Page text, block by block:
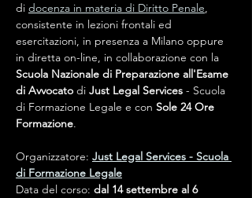
di docenza in materia di Diritto Penale,
consistente in lezioni frontali ed
esercitazioni, in presenza a Milano oppure
in diretta on-line, in collaborazione con la
Scuola Nazionale di Preparazione all'Esame
di Avvocato di Just Legal Services - Scuola
di Formazione Legale e con Sole 24 Ore
Formazione.
Organizzatore: Just Legal Services - Scuola
di Formazione Legale
Data del corso: dal 14 settembre al 6